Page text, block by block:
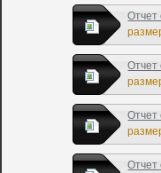
Отчет
Отчет
Отчет
Отчет